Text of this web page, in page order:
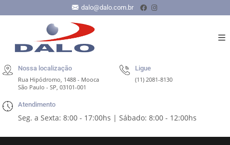
dalo@dalo.com.br
Nossa localização
Rua Hipódromo, 1488 - Mooca
São Paulo - SP, 03101-001
Ligue
(11) 2081-8130
Atendimento
Seg. a Sexta: 8:00 - 17:00hs | Sábado: 8:00 - 12:00hs